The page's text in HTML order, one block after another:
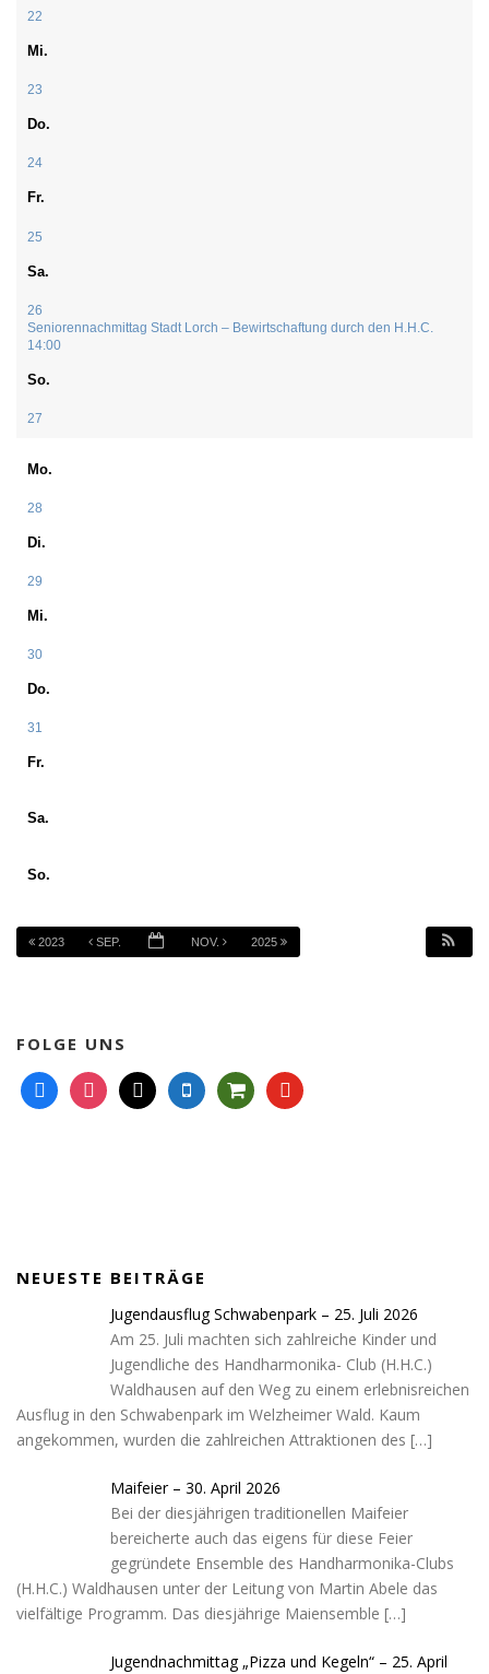
22
Mi.
23
Do.
24
Fr.
25
Sa.
26
Seniorennachmittag Stadt Lorch – Bewirtschaftung durch den H.H.C.
14:00
So.
27
Mo.
28
Di.
29
Mi.
30
Do.
31
Fr.
Sa.
So.
2023 SEP. NOV. 2025
FOLGE UNS
f
a
i
n
m
m
a
m
o
s
h
c
a
r
t
y
o
NEUESTE BEITRÄGE
Jugendausflug Schwabenpark – 25. Juli 2026
Am 25. Juli machten sich zahlreiche Kinder und
Jugendliche des Handharmonika- Club (H.H.C.)
Waldhausen auf den Weg zu einem erlebnisreichen
Ausflug in den Schwabenpark im Welzheimer Wald. Kaum
angekommen, wurden die zahlreichen Attraktionen des […]
Maifeier – 30. April 2026
Bei der diesjährigen traditionellen Maifeier
bereicherte auch das eigens für diese Feier
gegründete Ensemble des Handharmonika-Clubs
(H.H.C.) Waldhausen unter der Leitung von Martin Abele das
vielfältige Programm. Das diesjährige Maiensemble […]
Jugendnachmittag „Pizza und Kegeln“ – 25. April